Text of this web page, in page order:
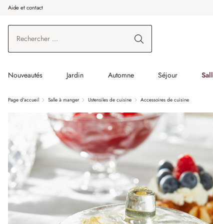
au contenu principal
Aller à la recherche
Aller à la navigation principale
Aide et contact
Nouveautés Jardin Automne Séjour
Page d'accueil Salle à manger Ustensiles de cuisine Accessoires de cuisine